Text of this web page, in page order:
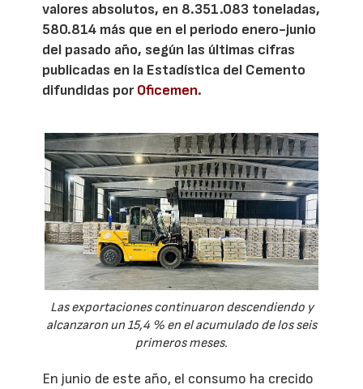
valores absolutos, en 8.351.083 toneladas,
580.814 más que en el periodo enero-junio
del pasado año, según las últimas cifras
publicadas en la Estadística del Cemento
difundidas porOficemen.
Las exportaciones continuaron descendiendo y
alcanzaron un 15,4 % en el acumulado de los seis
primeros meses.
En junio de este año, el consumo ha crecido